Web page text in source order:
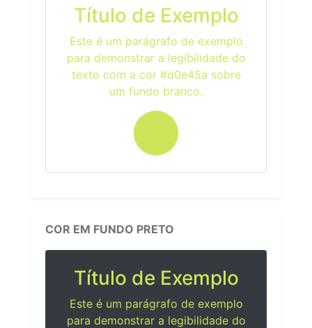
Título de Exemplo
Este é um parágrafo de exemplo
para demonstrar a legibilidade do
texto com a cor #d0e45a sobre
um fundo branco.
COR EM FUNDO PRETO
Título de Exemplo
Este é um parágrafo de exemplo
para demonstrar a legibilidade do